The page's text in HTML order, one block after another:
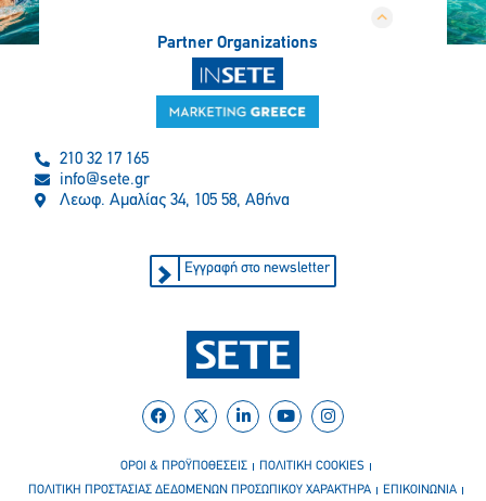
Partner Organizations
210 32 17 165
info@sete.gr
Λεωφ. Αμαλίας 34, 105 58, Αθήνα
Εγγραφή στο newsletter
ΟΡΟΙ & ΠΡΟΫΠΟΘΕΣΕΙΣ
ΠΟΛΙΤΙΚΗ COOKIES
ΠΟΛΙΤΙΚΗ ΠΡΟΣΤΑΣΙΑΣ ΔΕΔΟΜΕΝΩΝ ΠΡΟΣΩΠΙΚΟΥ ΧΑΡΑΚΤΗΡΑ
ΕΠΙΚΟΙΝΩΝΙΑ